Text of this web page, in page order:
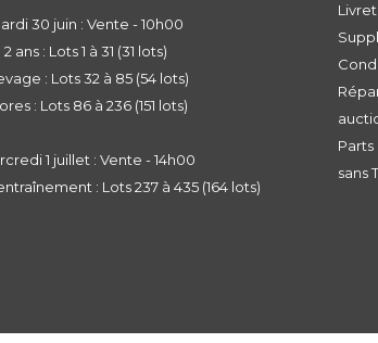
30 juin : Vente - 10h00
2 ans : Lots 1 à 31 (31 lots)
: Lots 32 à 85 (54 lots)
: Lots 86 à 236 (151 lots)
1 juillet : Vente - 14h00
: Lots 237 à 435 (164 lots)
sans